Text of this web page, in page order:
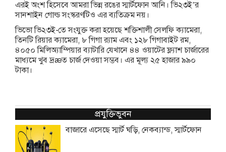
এরই অংশ হিসেবে আমরা ভিন্ন রঙের স্মার্টফোন আনি। ভি২৩ই’র
সানশাইন গোল্ড সংস্করণটিও এর ব্যতিক্রম নয়।
ভিভো ভি২৩ই-তে সংযুক্ত করা হয়েছে শক্তিশালী সেলফি ক্যামেরা,
তিনটি রিয়ার ক্যামেরা, ৮ গিগা র‌্যাম এবং ১২৮ গিগাবাইট রম,
৪০৫০ মিলিঅ্যাম্পিয়ার ব্যাটারি যেখানে ৪৪ ওয়াটের ফ্ল্যাশ চার্জারের
মাধ্যমে খুব দ্রæত চার্জ দেওয়া সম্ভব। এর মূল্য ২৫ হাজার ৯৯০
টাকা।
প্রযুক্তিভুবন
বাজারে এসেছে স্মার্ট ঘড়ি, নেকব্যান্ড, স্মার্টফোন